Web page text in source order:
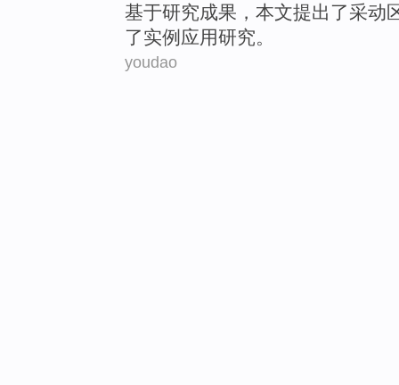
基于研究成果 ， 本文提出了采动
了实例 应用研究 。
youdao